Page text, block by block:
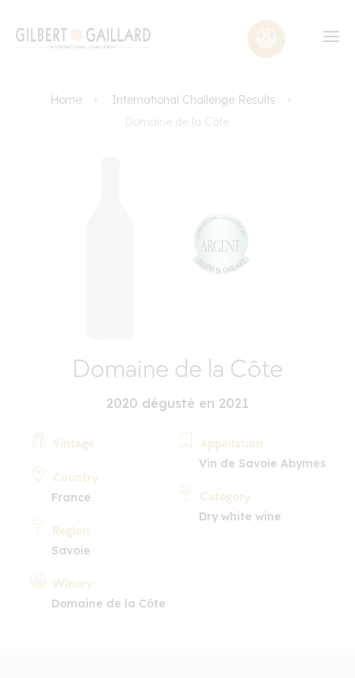
Home
International Challenge Results
Domaine de la Côte
Domaine de la Côte
2020 dégusté en 2021
Vintage
Country
France
Region
Savoie
Winery
Domaine de la Côte
Appellation
Vin de Savoie Abymes
Category
Dry white wine